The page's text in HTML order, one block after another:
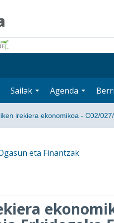
Sailak Agenda
irekiera ekonomikoa - C02/
eta Finantzak